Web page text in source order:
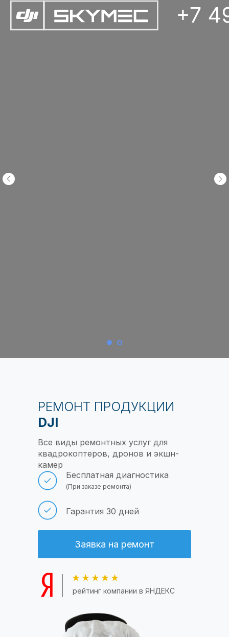
рейтинг компании в ЯНДЕКС
РЕМОНТ ПРОДУКЦИИ
DJI
Все виды ремонтных услуг для
квадрокоптеров, дронов и экшн-
камер
Бесплатная диагностика
Гарантия 30 дней
(При заказе ремонта)
Заявка на ремонт